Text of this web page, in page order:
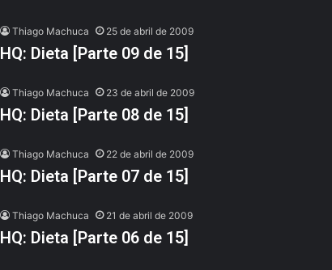
Thiago Machuca 25 de abril de 2009
HQ: Dieta [Parte 09 de 15]
Thiago Machuca 23 de abril de 2009
HQ: Dieta [Parte 08 de 15]
Thiago Machuca 22 de abril de 2009
HQ: Dieta [Parte 07 de 15]
Thiago Machuca 21 de abril de 2009
HQ: Dieta [Parte 06 de 15]